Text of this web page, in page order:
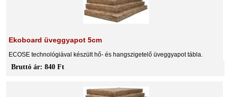
Ekoboard üveggyapot 5cm
ECOSE technológiával készült hő- és hangszigetelő üveggyapot tábla.
Bruttó ár: 840 Ft